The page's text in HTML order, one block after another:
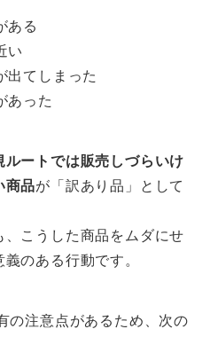
ある
い
出てしまった
あった
ルートでは販売しづらいけ
商品が「訳あり品」として
こうした商品をムダにせ
のある行動です。
の注意点があるため、次の